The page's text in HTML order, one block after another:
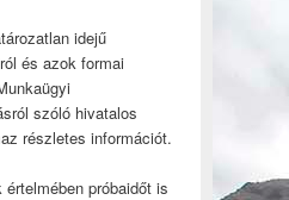
idejű
és azok formai
szóló hivatalos
részletes információt.
próbaidőt is